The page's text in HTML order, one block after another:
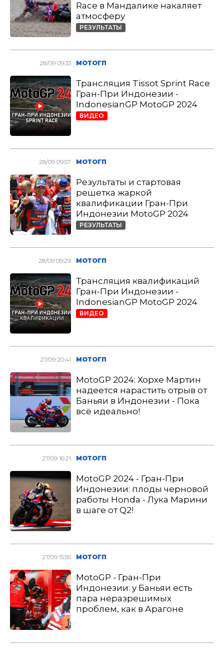
Race в Мандалике накаляет
атмосферу
РЕЗУЛЬТАТЫ
28/09 09:33 МОТОГП
Трансляция Tissot Sprint Race
Гран-При Индонезии -
IndonesianGP MotoGP 2024
ВИДЕО
28/09 09:57 МОТОГП
Результаты и стартовая
решетка жаркой
квалификации Гран-При
Индонезии MotoGP 2024
РЕЗУЛЬТАТЫ
28/09 09:29 МОТОГП
Трансляция квалификаций
Гран-При Индонезии -
IndonesianGP MotoGP 2024
ВИДЕО
27/09 20:41 МОТОГП
MotoGP 2024: Хорхе Мартин
надеется нарастить отрыв от
Баньяи в Индонезии - Пока
всё идеально!
27/09 16:21 МОТОГП
MotoGP 2024 - Гран-При
Индонезии: плоды черновой
работы Honda - Лука Марини
в шаге от Q2!
27/09 15:55 МОТОГП
MotoGP - Гран-При
Индонезии: у Баньяи есть
пара неразрешимых
проблем, как в Арагоне